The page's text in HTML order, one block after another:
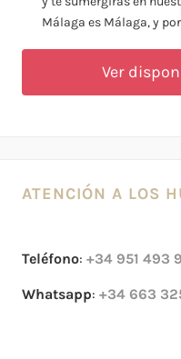
Málaga es Málaga, y
Ver
ATENCIÓN A LOS
Teléfono: +34 951 493
Whatsapp: +34 663